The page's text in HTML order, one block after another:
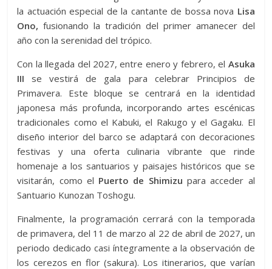
la actuación especial de la cantante de bossa nova Lisa
Ono, fusionando la tradición del primer amanecer del
año con la serenidad del trópico.
Con la llegada del 2027, entre enero y febrero, el Asuka
III se vestirá de gala para celebrar Principios de
Primavera. Este bloque se centrará en la identidad
japonesa más profunda, incorporando artes escénicas
tradicionales como el Kabuki, el Rakugo y el Gagaku. El
diseño interior del barco se adaptará con decoraciones
festivas y una oferta culinaria vibrante que rinde
homenaje a los santuarios y paisajes históricos que se
visitarán, como el Puerto de Shimizu para acceder al
Santuario Kunozan Toshogu.
Finalmente, la programación cerrará con la temporada
de primavera, del 11 de marzo al 22 de abril de 2027, un
periodo dedicado casi íntegramente a la observación de
los cerezos en flor (sakura). Los itinerarios, que varían